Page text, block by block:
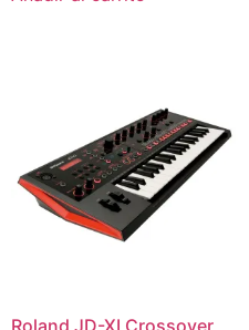
Roland JD-XI Crossover